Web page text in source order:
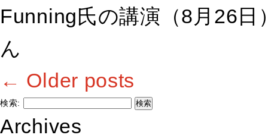
Funning氏の講演（8月26日
ん
← Older posts
検索:
Archives